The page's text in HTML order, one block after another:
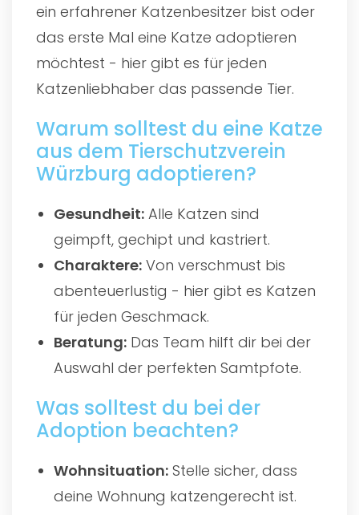
ein erfahrener Katzenbesitzer bist oder
das erste Mal eine Katze adoptieren
möchtest - hier gibt es für jeden
Katzenliebhaber das passende Tier.
Warum solltest du eine Katze
aus dem Tierschutzverein
Würzburg adoptieren?
Gesundheit: Alle Katzen sind
geimpft, gechipt und kastriert.
Charaktere: Von verschmust bis
abenteuerlustig - hier gibt es Katzen
für jeden Geschmack.
Beratung: Das Team hilft dir bei der
Auswahl der perfekten Samtpfote.
Was solltest du bei der
Adoption beachten?
Wohnsituation: Stelle sicher, dass
deine Wohnung katzengerecht ist.